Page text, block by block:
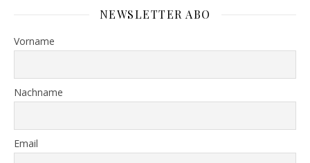
NEWSLETTER ABO
Vorname
Nachname
Email